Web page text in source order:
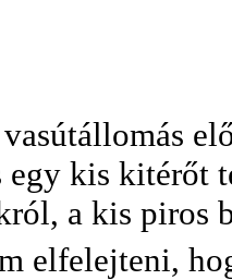
vasútállomás
egy kis kitérőt
a kis piros
elfelejteni,